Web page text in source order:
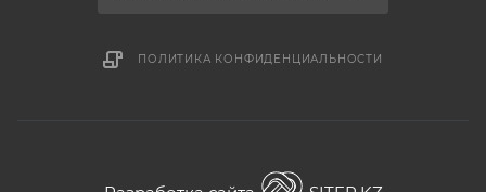
ПОЛИТИКА КОНФИДЕНЦИАЛЬНОСТИ